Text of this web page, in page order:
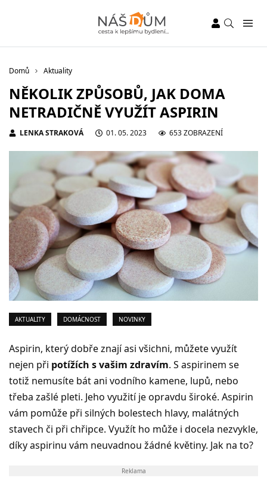
Domů Aktuality
NĚKOLIK ZPŮSOBŮ, JAK DOMA
NETRADIČNĚ VYUŽÍT ASPIRIN
LENKA STRAKOVÁ 01. 05. 2023 653 ZOBRAZENÍ
AKTUALITY DOMÁCNOST NOVINKY
Aspirin, který dobře znají asi všichni, můžete využít
nejen při potížích s vašim zdravím. S aspirinem se
totiž nemusíte bát ani vodního kamene, lupů, nebo
třeba zašlé pleti. Jeho využití je opravdu široké. Aspirin
vám pomůže při silných bolestech hlavy, malátných
stavech či při chřipce. Využít ho může i docela nezvykle,
díky aspirinu vám neuvadnou žádné květiny. Jak na to?
Reklama